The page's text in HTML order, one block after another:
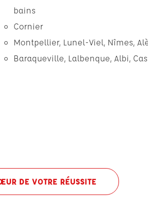
bains
Cornier
Montpellier, Lunel-Viel, Nîmes,
Baraqueville, Lalbenque, Albi,
DE VOTRE RÉUSSITE